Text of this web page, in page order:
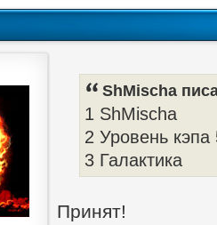
ShMischa
1 ShMischa
2 Уровень кэпа
3 Галактика
Принят!